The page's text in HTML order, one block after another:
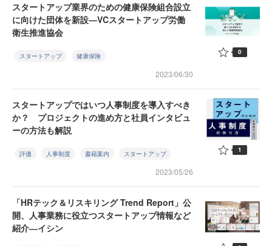
スタートアップ業界のための健康保険組合設立
に向けた団体を新設—VCスタートアップ労働
衛生推進協会
スタートアップ 健康保険
2023/06/30
0
スタートアップではいつ人事制度を導入すべき
か？ プロジェクトの進め方と社員インタビュ
ーの方法も解説
評価 人事制度 書籍案内 スタートアップ
2023/05/26
1
「HRテック＆リスキリング Trend Report」公
開、人事業務に役立つスタートアップ情報など
紹介―イシン